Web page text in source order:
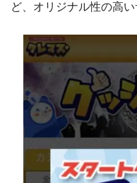
ど、オリジナル性の高い